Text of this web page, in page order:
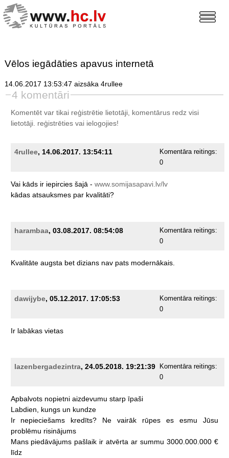
Vēlos iegādāties apavus internetā
14.06.2017 13:53:47 aizsāka 4rullee
4 komentāri
Komentēt var tikai reģistrētie lietotāji, komentārus redz visi
lietotāji. reģistrētiesvai ielogojies!
4rullee, 14.06.2017. 13:54:11
Komentāra reitings:
0
Vai kāds ir iepircies šajā - www.somijasapavi.lv/lv
kādas atsauksmes par kvalitāti?
harambaa, 03.08.2017. 08:54:08
Komentāra reitings:
0
Kvalitāte augsta bet dizians nav pats modernākais.
dawijybe, 05.12.2017. 17:05:53
Komentāra reitings:
0
Ir labākas vietas
lazenbergadezintra, 24.05.2018. 19:21:39
Komentāra reitings:
0
Apbalvots nopietni aizdevumu starp īpaši
Labdien,
kungs un kundze
Ir
nepieciešams kredīts? Ne vairāk rūpes es esmu
Jūsu
problēmu risinājums
Mans piedāvājums pašlaik ir atvērta ar summu 3000.000.000 €
līdz